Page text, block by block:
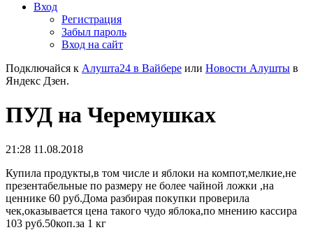
Вход
Регистрация
Забыл пароль
Вход на сайт
Подключайся к Алушта24 в Вайбере или Новости Алушты в
Яндекс Дзен.
ПУД на Черемушках
21:28 11.08.2018
Купила продукты,в том числе и яблоки на компот,мелкие,не
презентабельные по размеру не более чайной ложки ,на
ценнике 60 руб.Дома разбирая покупки проверила
чек,оказывается цена такого чудо яблока,по мнению кассира
103 руб.50коп.за 1 кг